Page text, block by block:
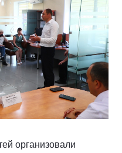
организовали